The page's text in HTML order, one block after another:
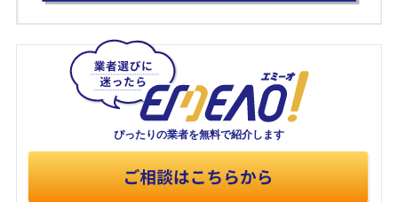
ぴったりの業者を無料で紹介します